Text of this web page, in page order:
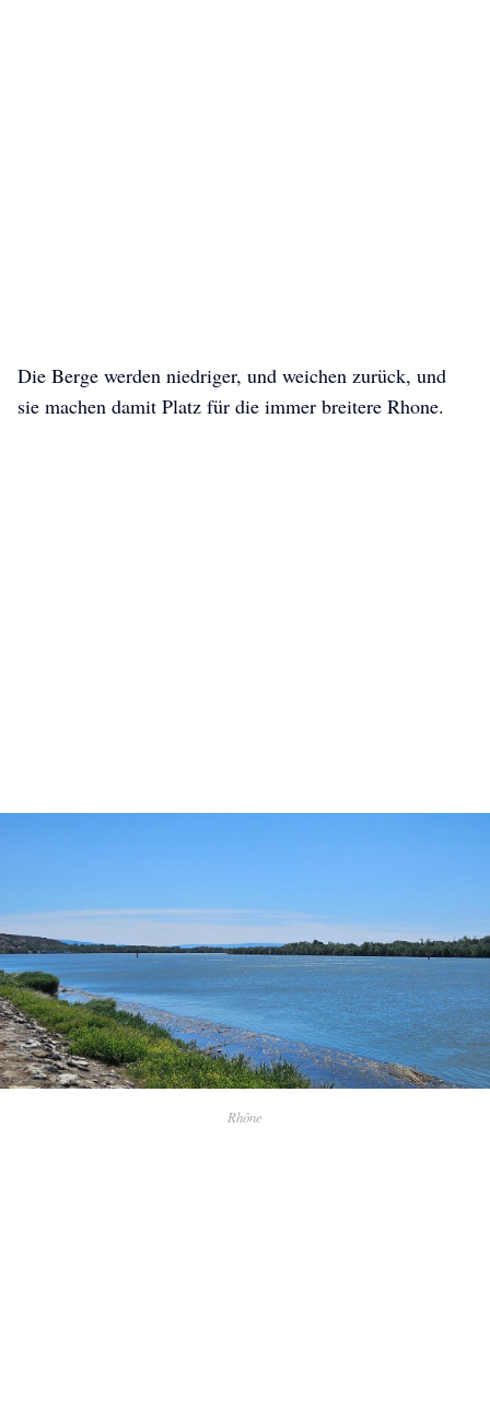
Die Berge werden niedriger, und weichen zurück, und
sie machen damit Platz für die immer breitere Rhone.
Rhône